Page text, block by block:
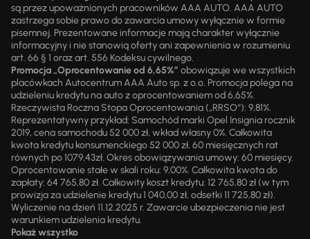
są przez upoważnionych pracowników AAA AUTO. AAA AUTO
zastrzega sobie prawo do zawarcia umowy wyłącznie w formie
pisemnej. Prezentowane informacje mają charakter wyłącznie
informacyjny i nie stanowią oferty ani zapewnienia w rozumieniu
art. 66 § 1 oraz art. 556 Kodeksu cywilnego.
Promocja „Oprocentowanie od 6,65%” obowiązuje we wszystkich
placówkach Autocentrum AAA Auto sp. z o.o. Promocja polega na
udzieleniu kredytu na auto z oprocentowaniem od 6,65%.
Rzeczywista Roczna Stopa Oprocentowania („RRSO“): 9,81%.
Reprezentatywny przykład: Samochód marki Opel Insignia rocznik
2019, cena samochodu 52 000 zł, wkład własny 0%. Całkowita
kwota kredytu konsumenckiego 52 000 zł, 60 miesięcznych rat
równych po 1079,43zł. Okres obowiązywania umowy: 60 miesięcy.
Oprocentowanie stałe w skali roku: 9,00%. Całkowita kwota do
zapłaty: 64 765,80 zł. Całkowity koszt kredytu: 12 765,80 zł (w tym
prowizja za udzielenie kredytu 1 040,00 zł, odsetki 11 725,80 zł).
Wyliczenie na dzień 11.12.2025 r. Zawarcie ubezpieczenia nie jest
warunkiem udzielenia kredytu.
Pokaż wszystko